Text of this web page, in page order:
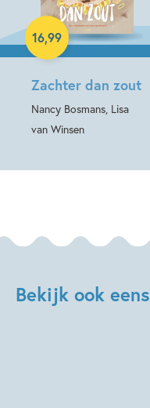
Zachter dan zout
Nancy Bosmans, Lisa
van Winsen
16,99
Hardcover
Bekijk ook eens